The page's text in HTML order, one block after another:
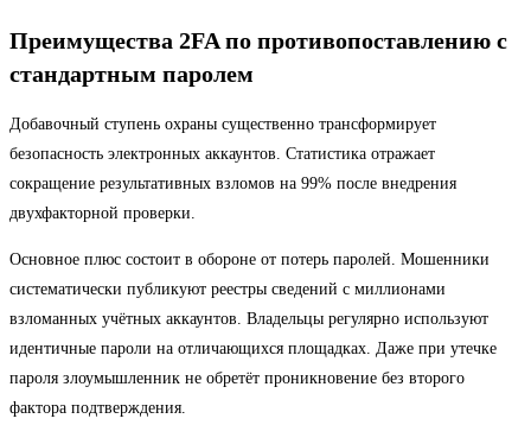
Преимущества 2FA по противопоставлению с
стандартным паролем
Добавочный ступень охраны существенно трансформирует
безопасность электронных аккаунтов. Статистика отражает
сокращение результативных взломов на 99% после внедрения
двухфакторной проверки.
Основное плюс состоит в обороне от потерь паролей. Мошенники
систематически публикуют реестры сведений с миллионами
взломанных учётных аккаунтов. Владельцы регулярно используют
идентичные пароли на отличающихся площадках. Даже при утечке
пароля злоумышленник не обретёт проникновение без второго
фактора подтверждения.